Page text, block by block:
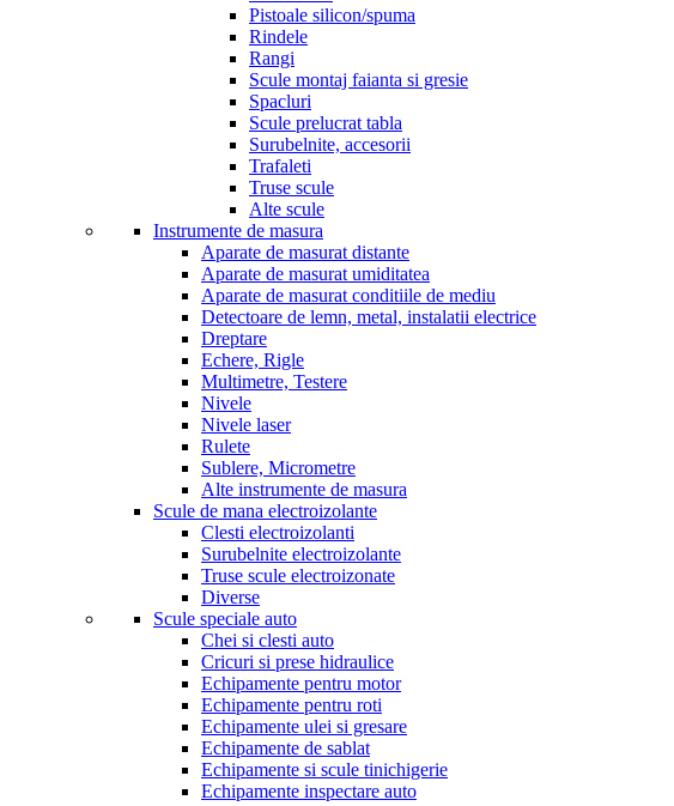
Pistoale silicon/spuma
Rindele
Rangi
Scule montaj faianta si gresie
Spacluri
Scule prelucrat tabla
Surubelnite, accesorii
Trafaleti
Truse scule
Alte scule
Instrumente de masura
Aparate de masurat distante
Aparate de masurat umiditatea
Aparate de masurat conditiile de mediu
Detectoare de lemn, metal, instalatii electrice
Dreptare
Echere, Rigle
Multimetre, Testere
Nivele
Nivele laser
Rulete
Sublere, Micrometre
Alte instrumente de masura
Scule de mana electroizolante
Clesti electroizolanti
Surubelnite electroizolante
Truse scule electroizonate
Diverse
Scule speciale auto
Chei si clesti auto
Cricuri si prese hidraulice
Echipamente pentru motor
Echipamente pentru roti
Echipamente ulei si gresare
Echipamente de sablat
Echipamente si scule tinichigerie
Echipamente inspectare auto